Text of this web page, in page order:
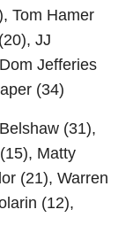
Tom Hamer
JJ
Jefferies
(34)
(31),
Matty
(21), Warren
(12),